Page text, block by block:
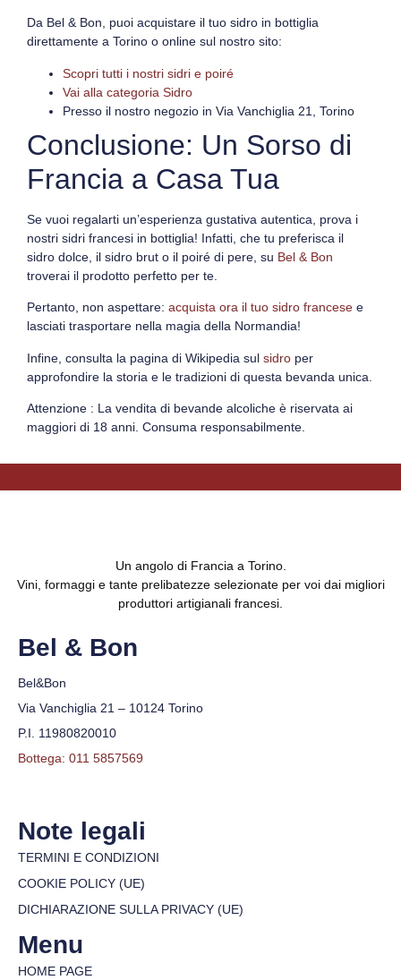
Da Bel & Bon, puoi acquistare il tuo sidro in bottiglia
direttamente a Torino o online sul nostro sito:
Scopri tutti i nostri sidri e poiré
Vai alla categoria Sidro
Presso il nostro negozio in Via Vanchiglia 21, Torino
Conclusione: Un Sorso di
Francia a Casa Tua
Se vuoi regalarti un’esperienza gustativa autentica, prova i
nostri sidri francesi in bottiglia! Infatti , che tu preferisca il
sidro dolce , il sidro brut o il poiré di pere , su Bel & Bon
troverai il prodotto perfetto per te.
Pertanto , non aspettare: acquista ora il tuo sidro francese e
lasciati trasportare nella magia della Normandia!
Infine , consulta la pagina di Wikipedia sul sidro per
approfondire la storia e le tradizioni di questa bevanda unica.
Attenzione : La vendita di bevande alcoliche è riservata ai
maggiori di 18 anni. Consuma responsabilmente.
Un angolo di Francia a Torino.
Vini, formaggi e tante prelibatezze selezionate per voi dai migliori
produttori artigianali francesi.
Bel & Bon
Bel&Bon
Via Vanchiglia 21 – 10124 Torino
P.I. 11980820010
Bottega: 011 5857569
Note legali
TERMINI E CONDIZIONI
COOKIE POLICY (UE)
DICHIARAZIONE SULLA PRIVACY (UE)
Menu
HOME PAGE